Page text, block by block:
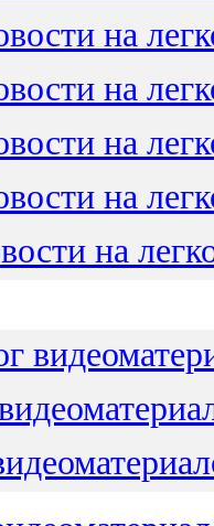
на
на
на
на
на